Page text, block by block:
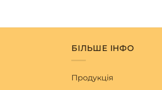
БІЛЬШЕ ІНФО
Продукція